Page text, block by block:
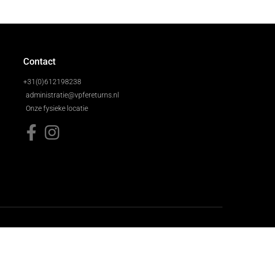
Contact
+31(0)612198238
administratie@vpfereturns.nl
Onze fysieke locatie